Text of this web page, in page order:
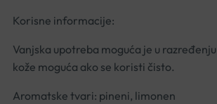
Korisne informacije:
Vanjska upotreba moguća je u
kože moguća ako se koristi čisto.
Aromatske tvari: pineni, limonen